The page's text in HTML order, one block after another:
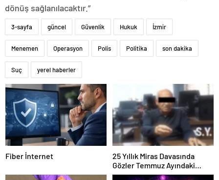
dönüş sağlanılacaktır.”
3-sayfa güncel Güvenlik Hukuk İzmir
Menemen Operasyon Polis Politika son dakika
Suç yerel haberler
Fiber İnternet
25 Yıllık Miras Davasında
Gözler Temmuz Ayındaki
Karar Duruşmasına Çevrildi